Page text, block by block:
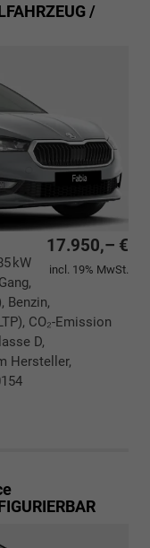
/
17.950,– €
incl. 19% MwSt.
kW
Benzin,
CO₂-Emission
D,
Hersteller,